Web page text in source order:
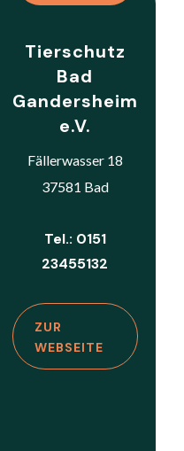
Tierschutz
Bad
Gandersheim
e.V.
Fällerwasser 18
37581 Bad
Tel.: 0151
23455132
ZUR
WEBSEITE